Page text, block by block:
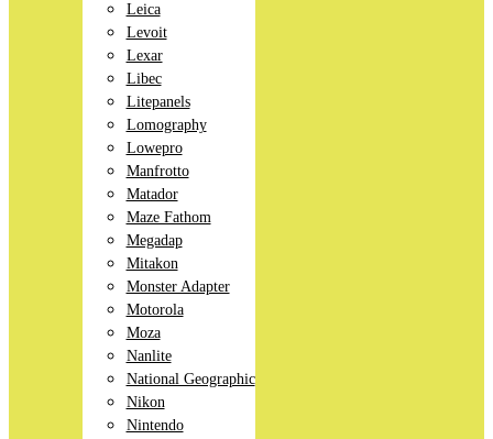
Leica
Levoit
Lexar
Libec
Litepanels
Lomography
Lowepro
Manfrotto
Matador
Maze Fathom
Megadap
Mitakon
Monster Adapter
Motorola
Moza
Nanlite
National Geographic
Nikon
Nintendo